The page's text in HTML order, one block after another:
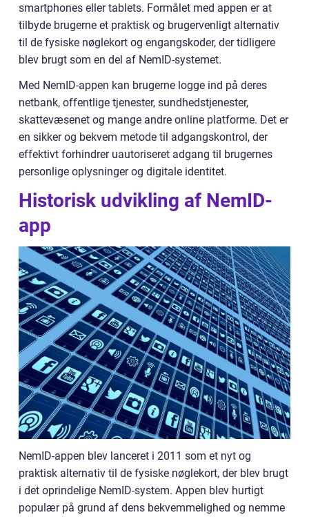
smartphones eller tablets. Formålet med appen er at
tilbyde brugerne et praktisk og brugervenligt alternativ
til de fysiske nøglekort og engangskoder, der tidligere
blev brugt som en del af NemID-systemet.
Med NemID-appen kan brugerne logge ind på deres
netbank, offentlige tjenester, sundhedstjenester,
skattevæsenet og mange andre online platforme. Det er
en sikker og bekvem metode til adgangskontrol, der
effektivt forhindrer uautoriseret adgang til brugernes
personlige oplysninger og digitale identitet.
Historisk udvikling af NemID-
app
NemID-appen blev lanceret i 2011 som et nyt og
praktisk alternativ til de fysiske nøglekort, der blev brugt
i det oprindelige NemID-system. Appen blev hurtigt
populær på grund af dens bekvemmelighed og nemme